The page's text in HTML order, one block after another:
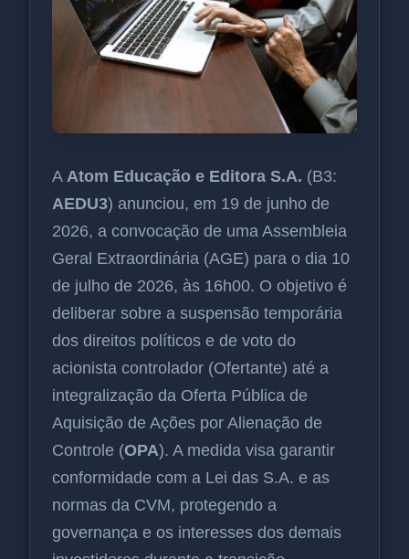
A Atom Educação e Editora S.A. (B3:
AEDU3) anunciou, em 19 de junho de
2026, a convocação de uma Assembleia
Geral Extraordinária (AGE) para o dia 10
de julho de 2026, às 16h00. O objetivo é
deliberar sobre a suspensão temporária
dos direitos políticos e de voto do
acionista controlador (Ofertante) até a
integralização da Oferta Pública de
Aquisição de Ações por Alienação de
Controle (OPA). A medida visa garantir
conformidade com a Lei das S.A. e as
normas da CVM, protegendo a
governança e os interesses dos demais